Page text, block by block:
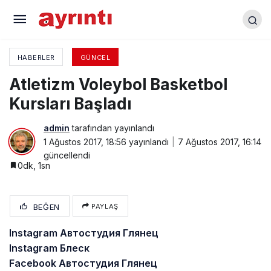
HABERLER GÜNCEL
Atletizm Voleybol Basketbol
Kursları Başladı
admin tarafından yayınlandı
1 Ağustos 2017, 18:56 yayınlandı
7 Ağustos 2017, 16:14
güncellendi
0dk, 1sn
BEĞEN PAYLAŞ
Instagram Автостудия Глянец
Instagram Блеск
Facebook Автостудия Глянец
Cumhuriyet Kadınları Tepkili